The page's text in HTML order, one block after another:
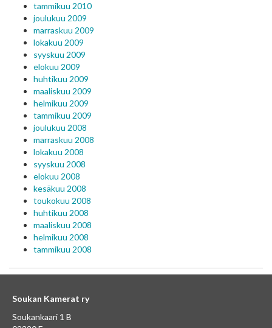
tammikuu 2010
joulukuu 2009
marraskuu 2009
lokakuu 2009
syyskuu 2009
elokuu 2009
huhtikuu 2009
maaliskuu 2009
helmikuu 2009
tammikuu 2009
joulukuu 2008
marraskuu 2008
lokakuu 2008
syyskuu 2008
elokuu 2008
kesäkuu 2008
toukokuu 2008
huhtikuu 2008
maaliskuu 2008
helmikuu 2008
tammikuu 2008
Soukan Kamerat ry
Soukankaari 1 B